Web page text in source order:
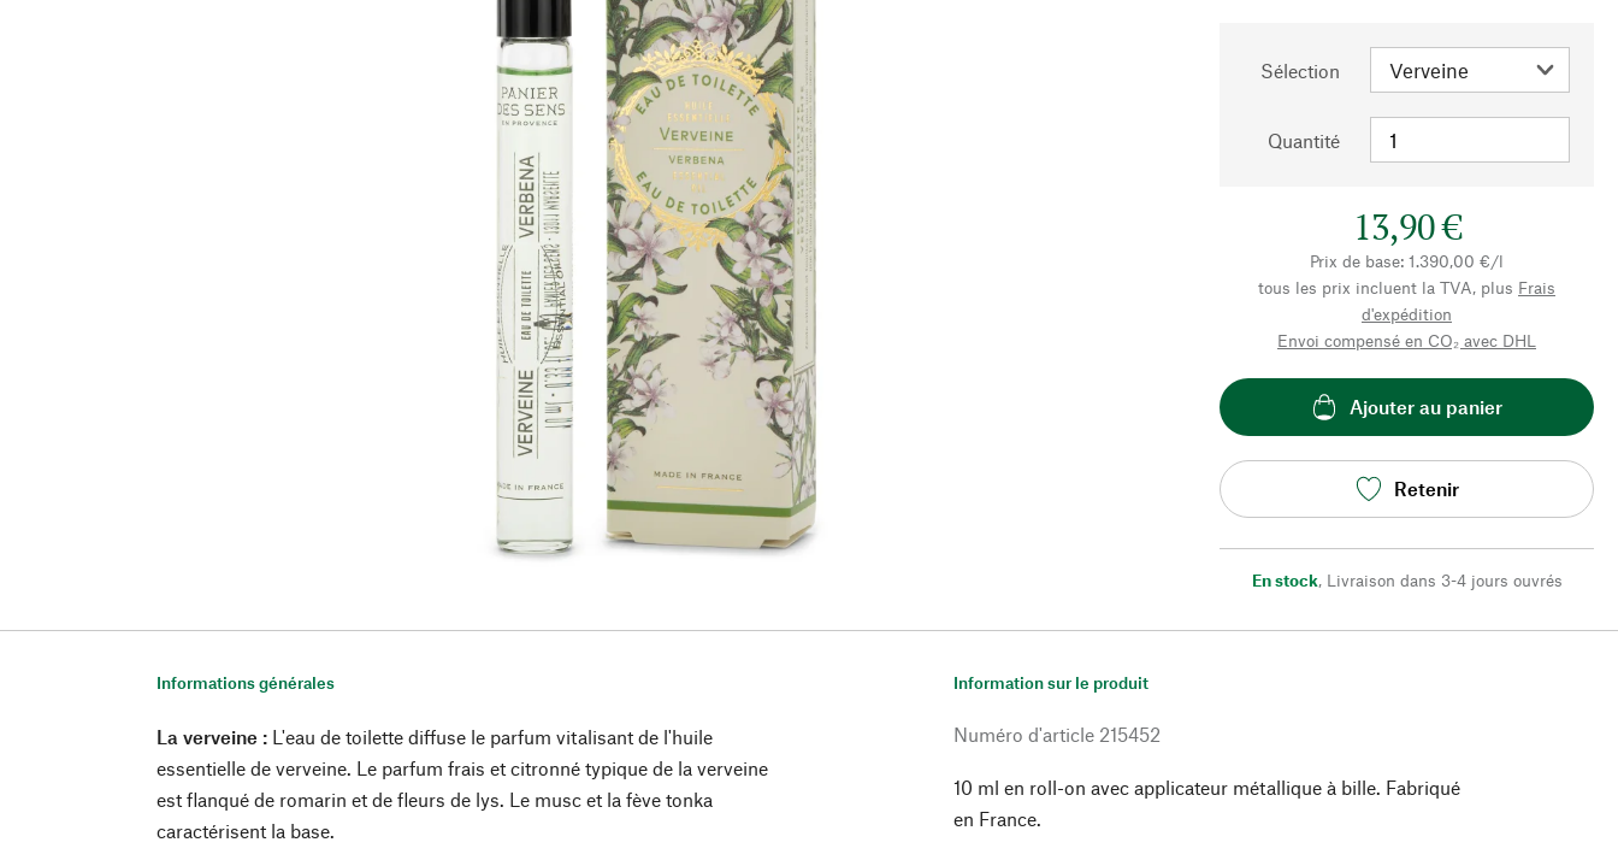
Sélection
Quantité
13,90 €
Prix de base: 1.390,00 €/l
tous les prix incluent la TVA, plus Frais
d'expédition
Envoi compensé en CO₂ avec DHL
Ajouter au panier
Retenir
En stock, Livraison dans 3-4 jours ouvrés
Informations générales
La verveine : L'eau de toilette diffuse le parfum vitalisant de l'huile
essentielle de verveine. Le parfum frais et citronné typique de la verveine
est flanqué de romarin et de fleurs de lys. Le musc et la fève tonka
caractérisent la base.
Information sur le produit
Numéro d'article 215452
10 ml en roll-on avec applicateur métallique à bille. Fabriqué
en France.